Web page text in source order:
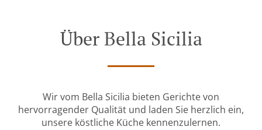
Über Bella Sicilia
Wir vom Bella Sicilia bieten Gerichte von
hervorragender Qualität und laden Sie herzlich ein,
unsere köstliche Küche kennenzulernen.